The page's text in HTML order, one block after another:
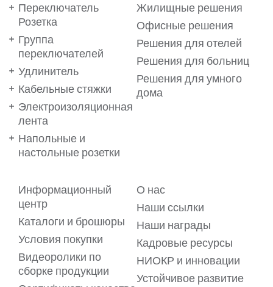
Переключатель
Розетка
Группа
переключателей
Удлинитель
Кабельные стяжки
Электроизоляционная
лента
Напольные и
настольные розетки
Жилищные решения
Офисные решения
Решения для отелей
Решения для больниц
Решения для умного
дома
Информационный
центр
Каталоги и брошюры
Условия покупки
Видеоролики по
сборке продукции
О нас
Наши ссылки
Наши награды
Кадровые ресурсы
НИОКР и инновации
Устойчивое развитие
для нас!
Мы используем файлы cookie на нашем веб-сайте, чтобы
обеспечить вам максимальное удобство. Файлы cookie
позволяют предлагать вам услуги в виде
персонализированного контента, адаптированного к
вашим предпочтениям. Для получения подробной
информации ознакомьтесь с нашим
Пояснительным текстом о файлах cookie.